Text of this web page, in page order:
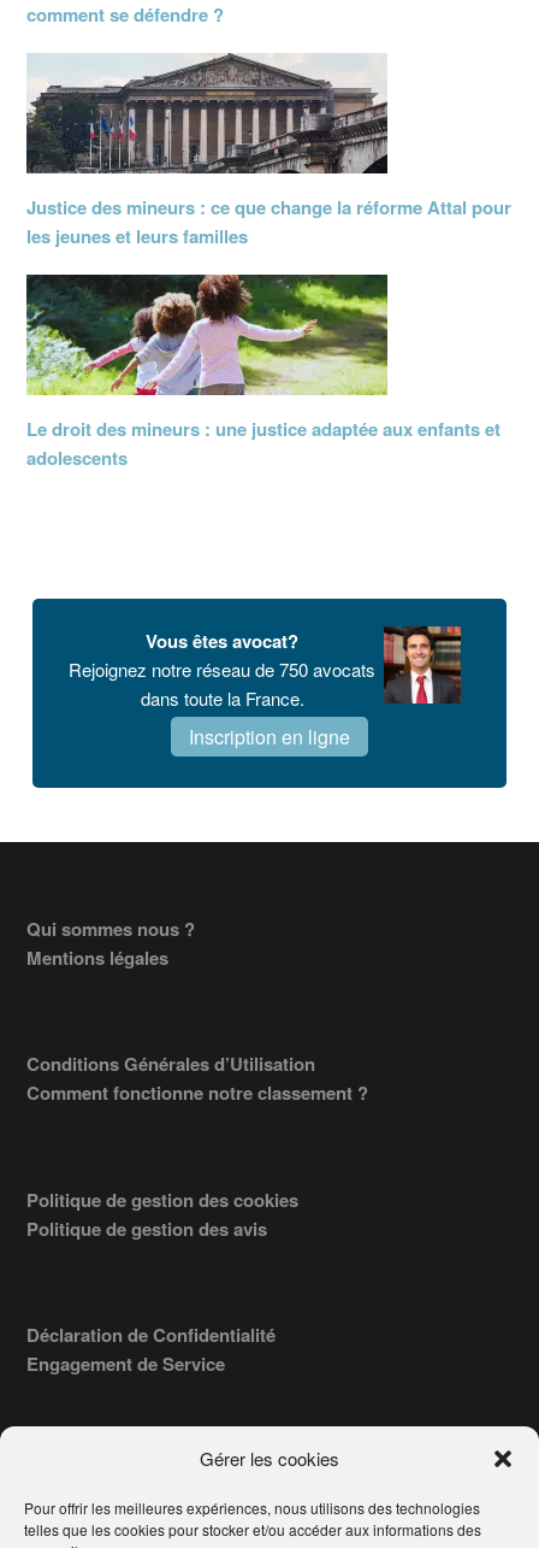
Gérer les cookies
Pour offrir les meilleures expériences, nous utilisons des technologies
telles que les cookies pour stocker et/ou accéder aux informations des
comment se défendre ?
Justice des mineurs : ce que change la réforme Attal pour
les jeunes et leurs familles
Le droit des mineurs : une justice adaptée aux enfants et
adolescents
Vous êtes avocat?
Rejoignez notre réseau de 750 avocats
dans toute la France.
Inscription en ligne
Footer
Qui sommes nous ?
Mentions légales
Conditions Générales d’Utilisation
Comment fonctionne notre classement ?
Politique de gestion des cookies
Politique de gestion des avis
Déclaration de Confidentialité
Engagement de Service
COPYRIGHT © 2026 · TROUVERVOTREAVOCAT.COM, ÉDITÉ PAR
LA SOCIÉTÉAWATECH- 91, RUE DU FAUBOURG ST HONORÉ